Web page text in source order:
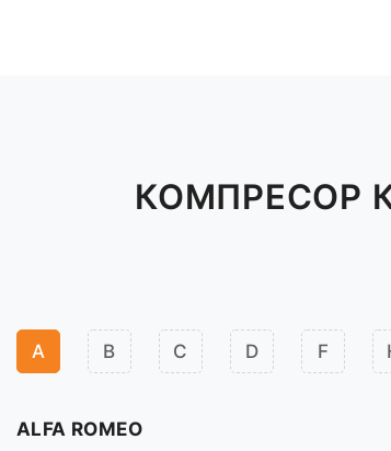
КОМПРЕСОР
A B C D F
ALFA ROMEO